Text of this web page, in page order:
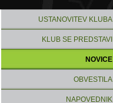
USTANOVITEV KLUBA
KLUB SE PREDSTAVI
NOVICE
OBVESTILA
NAPOVEDNIK